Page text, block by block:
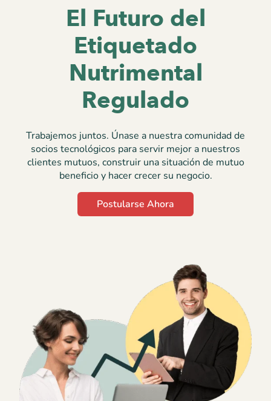
El Futuro del
Etiquetado
Nutrimental
Regulado
Trabajemos juntos. Únase a nuestra comunidad de
socios tecnológicos para servir mejor a nuestros
clientes mutuos, construir una situación de mutuo
beneficio y hacer crecer su negocio.
Postularse Ahora
Términos y condiciones
Política de privacidad